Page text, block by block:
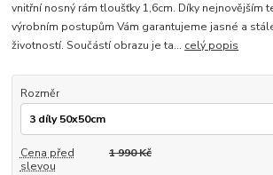
vnitřní nosný rám tloušťky 1,6cm. Díky nejnovějším
výrobním postupům Vám garantujeme jasné a
životností. Součástí obrazu je ta... celý popis
Rozměr
Cena před
slevou
1 990 Kč